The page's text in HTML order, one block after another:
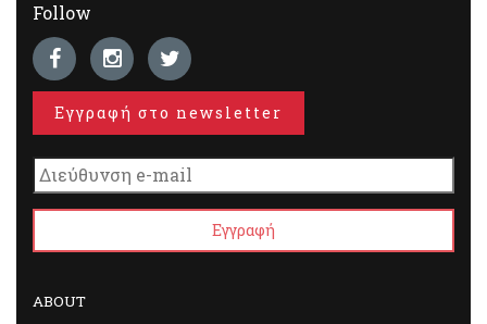
Follow
Εγγραφή στο newsletter
ABOUT